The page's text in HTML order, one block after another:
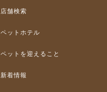
店舗検索
ペットホテル
ペットを迎えること
新着情報